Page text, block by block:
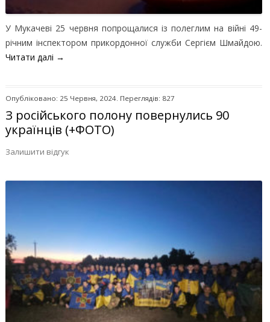
У Мукачеві 25 червня попрощалися із полеглим на війні 49-
річним інспектором прикордонної служби Сергієм Шмайдою.
Читати далі →
Опубліковано: 25 Червня, 2024. Переглядів: 827
З російського полону повернулись 90
українців (+ФОТО)
Залишити відгук